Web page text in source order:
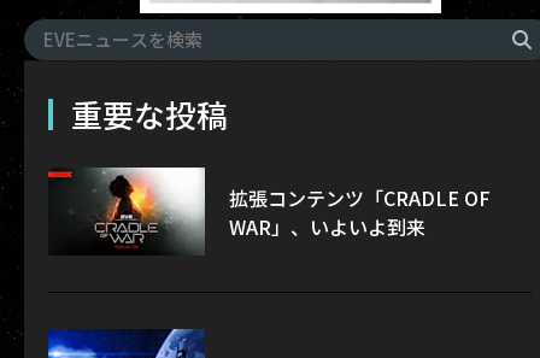
重要な投稿
拡張コンテンツ「CRADLE OF
WAR」、いよいよ到来